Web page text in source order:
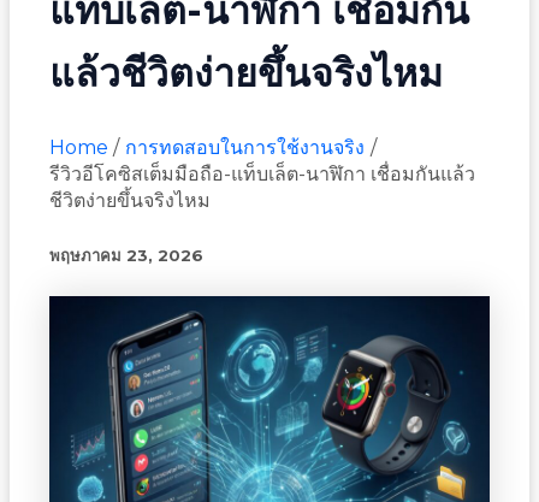
แท็บเล็ต-นาฬิกา เชื่อมกัน
แล้วชีวิตง่ายขึ้นจริงไหม
Home
การทดสอบในการใช้งานจริง
รีวิวอีโคซิสเต็มมือถือ-แท็บเล็ต-นาฬิกา เชื่อมกันแล้ว
ชีวิตง่ายขึ้นจริงไหม
พฤษภาคม 23, 2026